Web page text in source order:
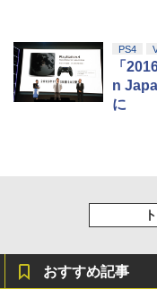
PS4
「
n
に
おすすめ記事